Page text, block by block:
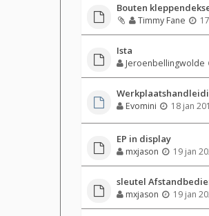
Bouten
Timmy Fane
Ista
Jeroenbellingwolde
Evomini 18 jan
EP in display
mxjason 19 jan
sleutel
mxjason 19 jan